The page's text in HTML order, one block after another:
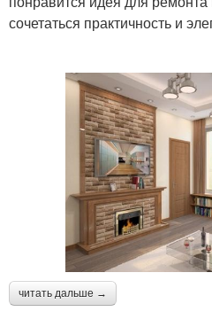
сочетаться практичность и
читать дальше →